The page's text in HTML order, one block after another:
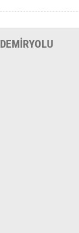
DEMİRYOLU